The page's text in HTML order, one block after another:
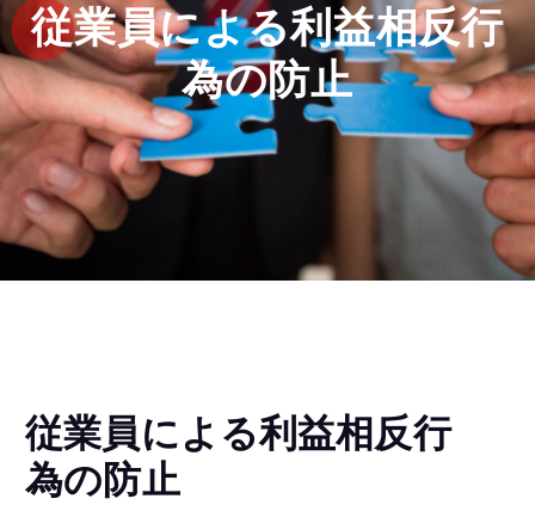
ッ
プ
従業員による利益相反行
為の防止
従業員による利益相反行
為の防止